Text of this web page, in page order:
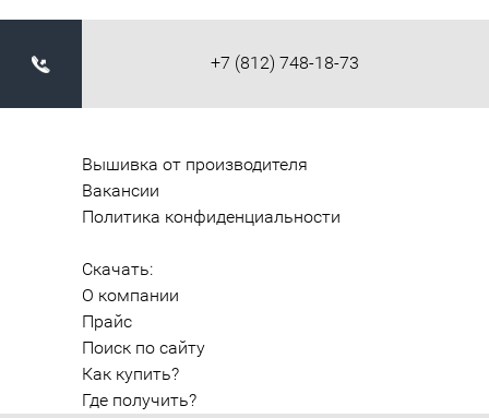
+7 (812) 748-18-73
Вышивка от производителя
Вакансии
Политика конфиденциальности
Скачать:
О компании
Прайс
Поиск по сайту
Как купить?
Где получить?